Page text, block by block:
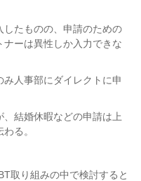
したものの、申請のための
ーは異性しか入力できな
人事部にダイレクトに申
結婚休暇などの申請は上
る。
取り組みの中で検討すると